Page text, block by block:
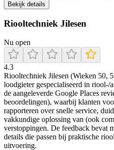
Bekijk details
Riooltechniek Jilesen
Nu open
4.3
Riooltechniek Jilesen (Wieken 50,
loodgieter gespecialiseerd in riool-/
de aangeleverde Google Places
beoordelingen), waarbij klanten
rapporteren over snelle service,
vakkundige oplossing van (ook
verstoppingen. De feedback bevat
details die passen bij praktische
uitvoering.